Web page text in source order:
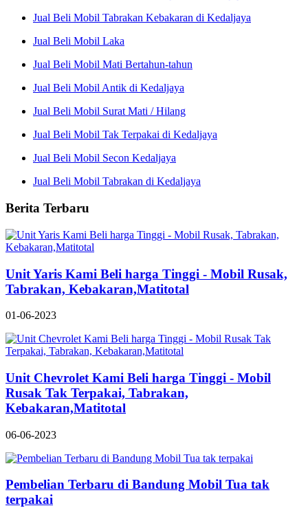
Jual Beli Mobil Tabrakan Kebakaran di Kedaljaya
Jual Beli Mobil Laka
Jual Beli Mobil Mati Bertahun-tahun
Jual Beli Mobil Antik di Kedaljaya
Jual Beli Mobil Surat Mati / Hilang
Jual Beli Mobil Tak Terpakai di Kedaljaya
Jual Beli Mobil Secon Kedaljaya
Jual Beli Mobil Tabrakan di Kedaljaya
Berita Terbaru
Unit Yaris Kami Beli harga Tinggi - Mobil Rusak,
Tabrakan, Kebakaran,Matitotal
01-06-2023
Unit Chevrolet Kami Beli harga Tinggi - Mobil
Rusak Tak Terpakai, Tabrakan,
Kebakaran,Matitotal
06-06-2023
Pembelian Terbaru di Bandung Mobil Tua tak
terpakai